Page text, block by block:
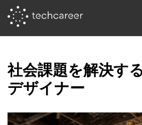
社会課題を解決す
デザイナー